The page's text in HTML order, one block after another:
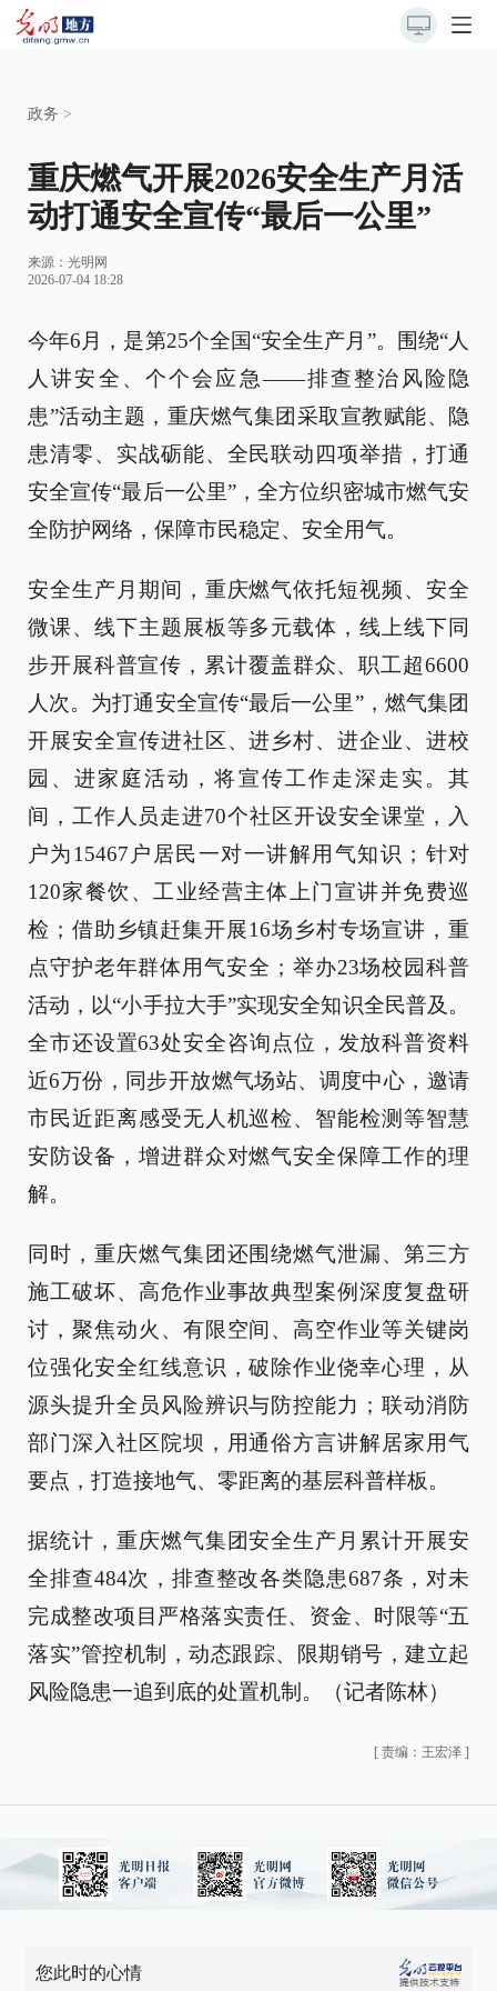
政务 >
重庆燃气开展2026安全生产月活
动打通安全宣传“最后一公里”
来源： 光明网
2026-07-04 18:28
今年6月，是第25个全国“安全生产月”。围绕“人
人讲安全、个个会应急——排查整治风险隐
患”活动主题，重庆燃气集团采取宣教赋能、隐
患清零、实战砺能、全民联动四项举措，打通
安全宣传“最后一公里”，全方位织密城市燃气安
全防护网络，保障市民稳定、安全用气。
安全生产月期间，重庆燃气依托短视频、安全
微课、线下主题展板等多元载体，线上线下同
步开展科普宣传，累计覆盖群众、职工超6600
人次。为打通安全宣传“最后一公里”，燃气集团
开展安全宣传进社区、进乡村、进企业、进校
园、进家庭活动，将宣传工作走深走实。其
间，工作人员走进70个社区开设安全课堂，入
户为15467户居民一对一讲解用气知识；针对
120家餐饮、工业经营主体上门宣讲并免费巡
检；借助乡镇赶集开展16场乡村专场宣讲，重
点守护老年群体用气安全；举办23场校园科普
活动，以“小手拉大手”实现安全知识全民普及。
全市还设置63处安全咨询点位，发放科普资料
近6万份，同步开放燃气场站、调度中心，邀请
市民近距离感受无人机巡检、智能检测等智慧
安防设备，增进群众对燃气安全保障工作的理
解。
同时，重庆燃气集团还围绕燃气泄漏、第三方
施工破坏、高危作业事故典型案例深度复盘研
讨，聚焦动火、有限空间、高空作业等关键岗
位强化安全红线意识，破除作业侥幸心理，从
源头提升全员风险辨识与防控能力；联动消防
部门深入社区院坝，用通俗方言讲解居家用气
要点，打造接地气、零距离的基层科普样板。
据统计，重庆燃气集团安全生产月累计开展安
全排查484次，排查整改各类隐患687条，对未
完成整改项目严格落实责任、资金、时限等“五
落实”管控机制，动态跟踪、限期销号，建立起
风险隐患一追到底的处置机制。（记者陈林）
[ 责编：王宏泽 ]
您此时的心情